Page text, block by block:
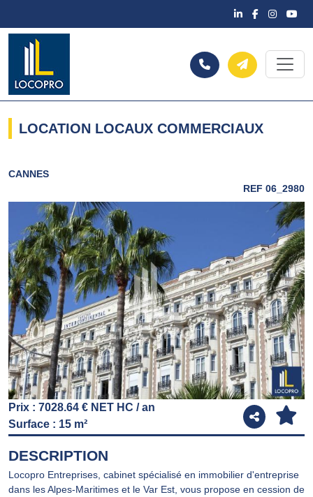
LOCATION LOCAUX COMMERCIAUX
CANNES
REF 06_2980
Previous Next
Prix : 7028.64 € NET HC / an
Surface : 15 m²
DESCRIPTION
Locopro Entreprises, cabinet spécialisé en immobilier d'entreprise
dans les Alpes-Maritimes et le Var Est, vous propose en cession de